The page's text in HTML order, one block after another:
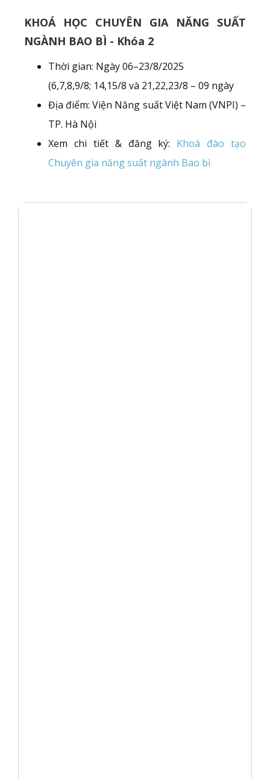
KHOÁ HỌC CHUYÊN GIA NĂNG SUẤT
NGÀNH BAO BÌ - Khóa 2
Thời gian: Ngày 06–23/8/2025
(6,7,8,9/8; 14,15/8 và 21,22,23/8 – 09 ngày
Địa điểm: Viện Năng suất Việt Nam (VNPI) –
TP. Hà Nội
Xem chi tiết & đăng ký: Khoá đào tạo
Chuyên gia năng suất ngành Bao bì